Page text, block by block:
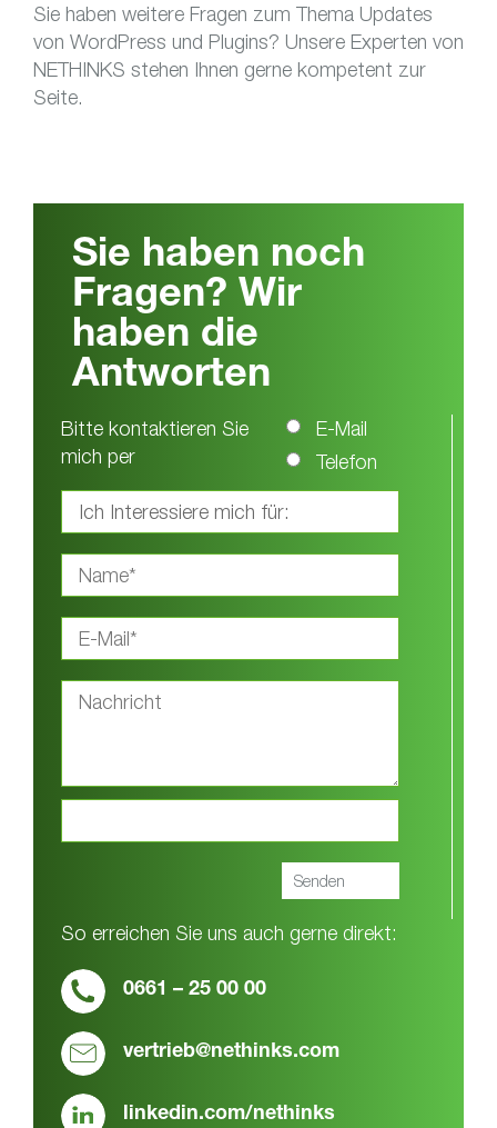
Sie haben weitere Fragen zum Thema Updates
von WordPress und Plugins? Unsere Experten von
NETHINKS stehen Ihnen gerne kompetent zur
Seite.
Sie haben noch
Fragen? Wir
haben die
Antworten
Bitte kontaktieren Sie
mich per
E-Mail
Telefon
So erreichen Sie uns auch gerne direkt:
0661 – 25 00 00
vertrieb@nethinks.com
linkedin.com/nethinks